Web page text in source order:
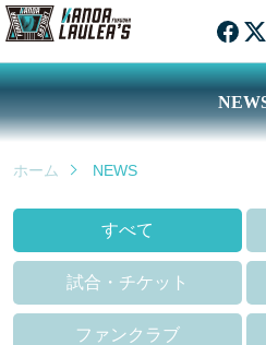
ホーム NEWS
すべて
試合・チケット
ファンクラブ